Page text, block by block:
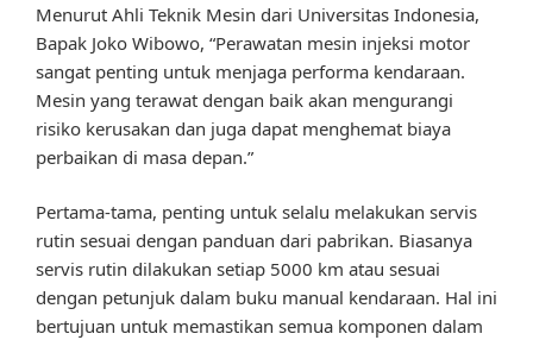
Menurut Ahli Teknik Mesin dari Universitas Indonesia,
Bapak Joko Wibowo, “Perawatan mesin injeksi motor
sangat penting untuk menjaga performa kendaraan.
Mesin yang terawat dengan baik akan mengurangi
risiko kerusakan dan juga dapat menghemat biaya
perbaikan di masa depan.”
Pertama-tama, penting untuk selalu melakukan servis
rutin sesuai dengan panduan dari pabrikan. Biasanya
servis rutin dilakukan setiap 5000 km atau sesuai
dengan petunjuk dalam buku manual kendaraan. Hal ini
bertujuan untuk memastikan semua komponen dalam